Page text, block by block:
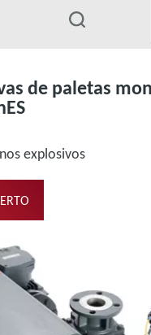
Oil Rotary Vane Single Stage
de paletas
explosivos